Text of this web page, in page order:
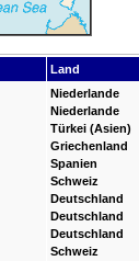
Land
Niederlande
Niederlande
Türkei (Asien)
Griechenland
Spanien
Schweiz
Deutschland
Deutschland
Deutschland
Schweiz